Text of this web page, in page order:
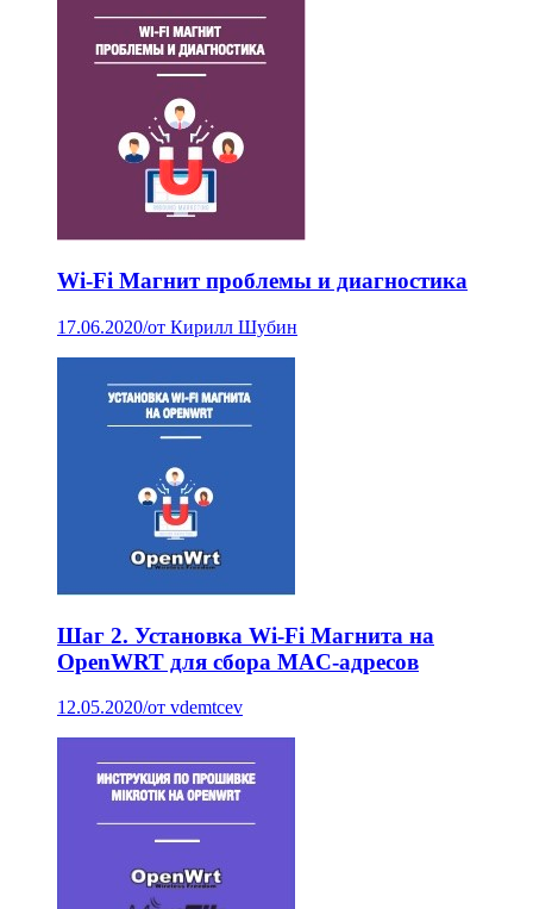
Wi-Fi Магнит проблемы и диагностика
17.06.2020/от Кирилл Шубин
Шаг 2. Установка Wi-Fi Магнита на
OpenWRT для сбора MAC-адресов
12.05.2020/от vdemtcev